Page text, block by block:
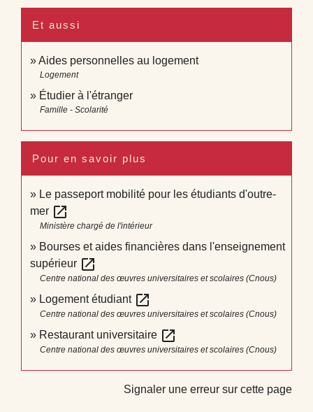
Et aussi
Aides personnelles au logement
Logement
Étudier à l'étranger
Famille - Scolarité
Pour en savoir plus
Le passeport mobilité pour les étudiants d'outre-
mer open_in_new
Ministère chargé de l'intérieur
Bourses et aides financières dans l'enseignement
supérieur open_in_new
Centre national des œuvres universitaires et scolaires (Cnous)
Logement étudiant open_in_new
Centre national des œuvres universitaires et scolaires (Cnous)
Restaurant universitaire open_in_new
Centre national des œuvres universitaires et scolaires (Cnous)
Signaler une erreur sur cette page